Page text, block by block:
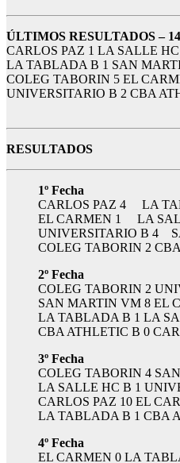
ÚLTIMOS RESULTADOS –
CARLOS PAZ 1 LA SALLE HC
LA TABLADA B 1 SAN
COLEG TABORIN 5 EL
UNIVERSITARIO B 2 CBA
RESULTADOS
1º Fecha
CARLOS PAZ 4 LA
EL CARMEN 1 LA
UNIVERSITARIO B 4
COLEG TABORIN 2
2º Fecha
COLEG TABORIN 2
SAN MARTIN VM 8 EL
LA TABLADA B 1 LA
CBA ATHLETIC B 0
3º Fecha
COLEG TABORIN 4
LA SALLE HC B 1
CARLOS PAZ 10 EL
LA TABLADA B 1 CBA
4º Fecha
EL CARMEN 0 LA